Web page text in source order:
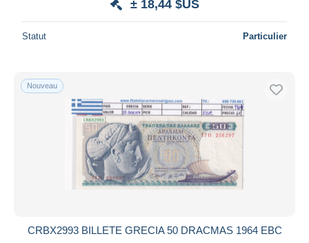
± 18,44 $US
Statut Particulier
Nouveau
CRBX2993 BILLETE GRECIA 50 DRACMAS 1964 EBC